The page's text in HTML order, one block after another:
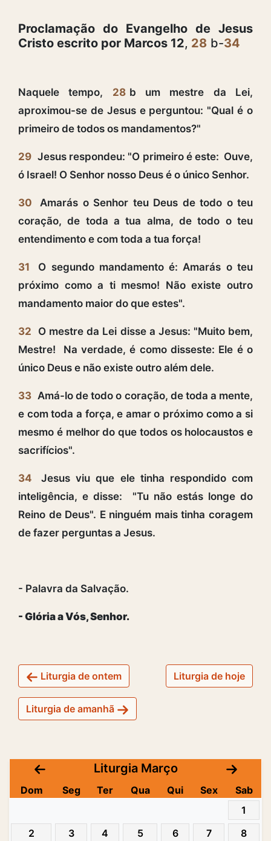
Proclamação do Evangelho de Jesus
Cristo escrito por Marcos 12, 28 b-34
Naquele tempo, 28 b um mestre da Lei,
aproximou-se de Jesus e perguntou: "Qual é o
primeiro de todos os mandamentos?"
29 Jesus respondeu: "O primeiro é este: Ouve,
ó Israel! O Senhor nosso Deus é o único Senhor.
30
Amarás o Senhor teu Deus de todo o teu
coração, de toda a tua alma, de todo o teu
entendimento e com toda a tua força!
31
O segundo mandamento é: Amarás o teu
próximo como a ti mesmo! Não existe outro
mandamento maior do que estes".
32
O mestre da Lei disse a Jesus: "Muito bem,
Mestre! Na verdade, é como disseste: Ele é o
único Deus e não existe outro além dele.
33 Amá-lo de todo o coração, de toda a mente,
e com toda a força, e amar o próximo como a si
mesmo é melhor do que todos os holocaustos e
sacrifícios".
34
Jesus viu que ele tinha respondido com
inteligência, e disse: "Tu não estás longe do
Reino de Deus". E ninguém mais tinha coragem
de fazer perguntas a Jesus.
- Palavra da Salvação.
- Glória a Vós, Senhor.
Liturgia de ontem Liturgia de hoje
Liturgia de amanhã
Liturgia Março
Dom Seg Ter Qua Qui Sex
Sab
1
2
3 4 5 6 7
8